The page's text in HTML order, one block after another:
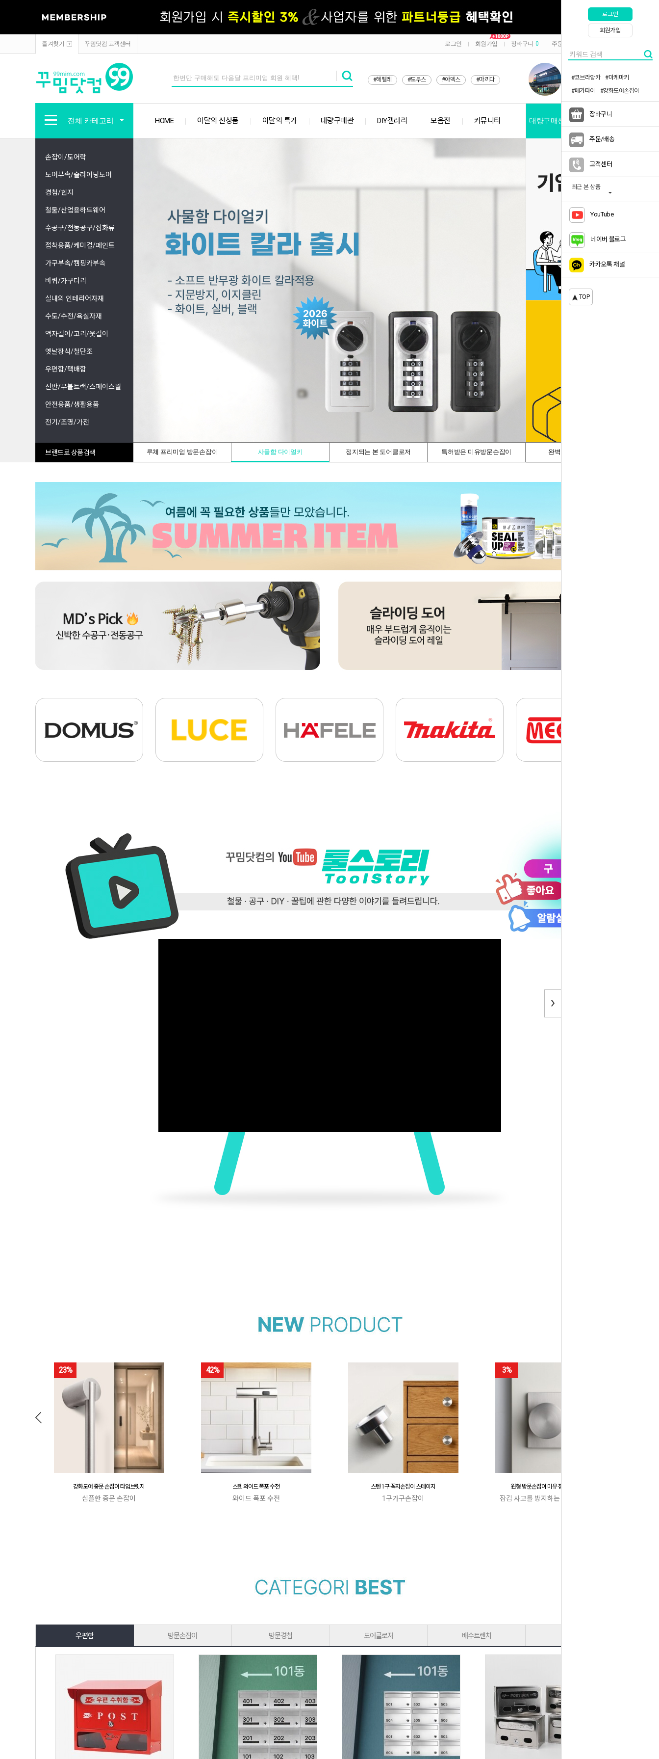
즐겨찾기 꾸밈닷컴 고객센터 로그인 회원가입 장바구니 0 주문/배송
#헤펠레 #도무스 #아덱스 #마끼다
전체 카테고리 HOME 이달의 신상품 이달의 특가 대량구매관 DIY갤러리 모음전 커뮤니티 대량구매신청
로그인
회원가입
#코브라앙카
#마케마키
#메가타이
#강화도어손잡이
장바구니
주문/배송
고객센터
최근 본 상품
YouTube
네이버 블로그
카카오톡 채널
TOP
손잡이/도어락
도어부속/슬라이딩도어
경첩/힌지
철물/산업용하드웨어
수공구/전동공구/잡화류
접착용품/케미컬/페인트
가구부속/캠핑카부속
바퀴/가구다리
실내외 인테리어자재
수도/수전/욕실자재
액자걸이/고리/옷걸이
옛날장식/철단조
우편함/택배함
선반/무볼트랙/스페이스월
안전용품/생활용품
전기/조명/가전
브랜드로 상품검색 루체 프리미엄 방문손잡이 사물함 다이얼키 정지되는 본 도어클로저 특허받은 미유방문손잡이 완벽차단/싱크가드
23%
강화도어 중문 손잡이 타임브릿지
심플한 중문 손잡이
42%
스텐 와이드 폭포 수전
와이드 폭포 수전
스텐 1구 꼭지손잡이 스테이지
1구가구손잡이
3%
원형 방문손잡이 미유 잠김 사고 방지
잠김 사고를 방지하는 특허 캐치박스
우편함 방문손잡이 방문경첩 도어클로저 배수트렌치